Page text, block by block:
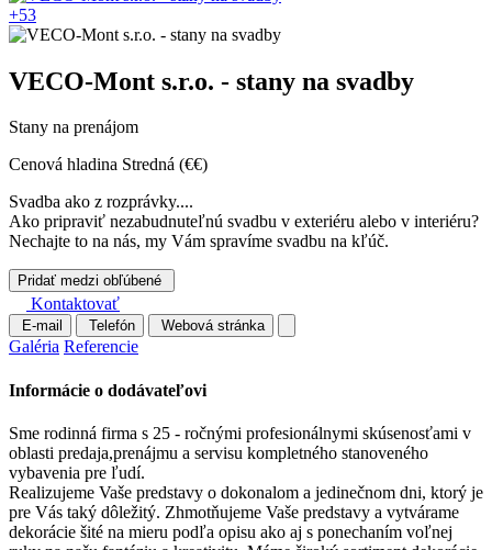
+53
VECO-Mont s.r.o. - stany na svadby
Stany na prenájom
Cenová hladina Stredná (€€)
Svadba ako z rozprávky....
Ako pripraviť nezabudnuteľnú svadbu v exteriéru alebo v interiéru?
Nechajte to na nás, my Vám spravíme svadbu na kľúč.
Pridať medzi obľúbené
Kontaktovať
E-mail Telefón Webová stránka
Galéria Referencie
Informácie o dodávateľovi
Sme rodinná firma s 25 - ročnými profesionálnymi skúsenosťami v
oblasti predaja,prenájmu a servisu kompletného stanoveného
vybavenia pre ľudí.
Realizujeme Vaše predstavy o dokonalom a jedinečnom dni, ktorý je
pre Vás taký dôležitý. Zhmotňujeme Vaše predstavy a vytvárame
dekorácie šité na mieru podľa opisu ako aj s ponechaním voľnej